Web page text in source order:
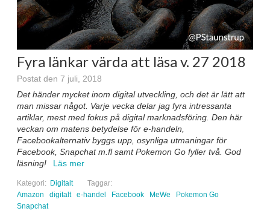
Fyra länkar värda att läsa v. 27 2018
Postat den 7 juli, 2018
Det händer mycket inom digital utveckling, och det är lätt att
man missar något. Varje vecka delar jag fyra intressanta
artiklar, mest med fokus på digital marknadsföring. Den här
veckan om matens betydelse för e-handeln,
Facebookalternativ byggs upp, osynliga utmaningar för
Facebook, Snapchat m.fl samt Pokemon Go fyller två. God
läsning!
Läs mer
Kategori: Digitalt
Taggar:
Amazon
digitalt e-handel Facebook MeWe
Pokemon Go
Snapchat